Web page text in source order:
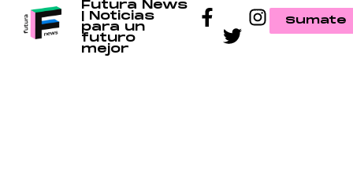
Futura News
| Noticias
para un
futuro
mejor
Sumate